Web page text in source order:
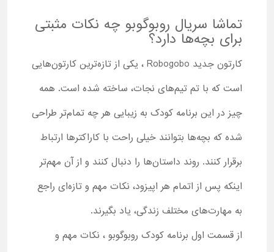
تماشا سریال روبوگوبو چه نکات مثبتی
برای بچه‌ها دارد؟
کارتون جدید Robogobo ، یکی از تازه‌ترین کارتون‌هایی
است که با تم تیم‌های نجات، ساخته شده است. همه
چیز در این برنامه کودک به‌ زیبایی هر چه تمام‌تر طراحی
شده که بچه‌ها بتوانند خیلی راحت با کاراکترها ارتباط
برقرار کنند. روند داستان‌ها را دنبال کنند و از آن مهم‌تر
اینکه پس از اتمام هر اپیزود، نکات مهم و تازه‌ای راجع
به مهارت‌های مختلف زندگی، یاد بگیرند.
از قسمت اول برنامه کودک روبوگوبو ، نکات مهم و